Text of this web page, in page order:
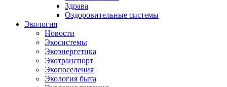
Здрава
Оздоровительные системы
Экология
Новости
Экосистемы
Экоэнергетика
Экотранспорт
Экопоселения
Экология быта